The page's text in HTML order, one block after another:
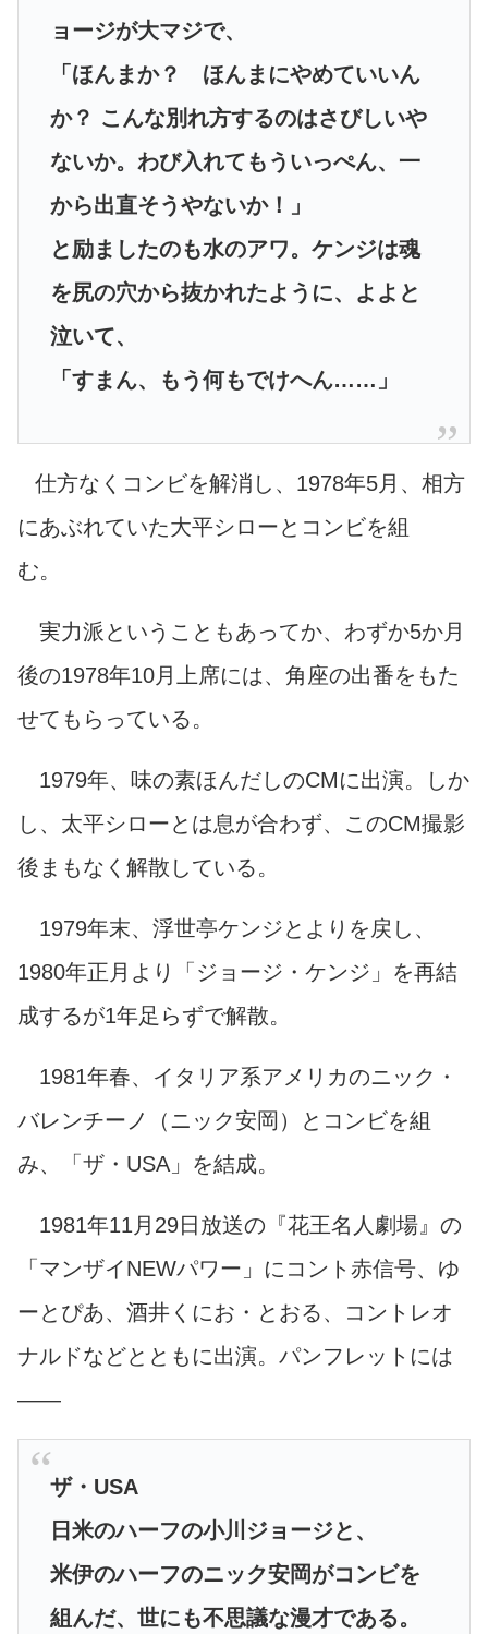
ョージが大マジで、
「ほんまか？ ほんまにやめていいん
か？ こんな別れ方するのはさびしいや
ないか。わび入れてもういっぺん、一
から出直そうやないか！」
と励ましたのも水のアワ。ケンジは魂
を尻の穴から抜かれたように、よよと
泣いて、
「すまん、もう何もでけへん……」
仕方なくコンビを解消し、1978年5月、相方
にあぶれていた大平シローとコンビを組
む。
実力派ということもあってか、わずか5か月
後の1978年10月上席には、角座の出番をもた
せてもらっている。
1979年、味の素ほんだしのCMに出演。しか
し、太平シローとは息が合わず、このCM撮影
後まもなく解散している。
1979年末、浮世亭ケンジとよりを戻し、
1980年正月より「ジョージ・ケンジ」を再結
成するが1年足らずで解散。
1981年春、イタリア系アメリカのニック・
バレンチーノ（ニック安岡）とコンビを組
み、「ザ・USA」を結成。
1981年11月29日放送の『花王名人劇場』の
「マンザイNEWパワー」にコント赤信号、ゆ
ーとぴあ、酒井くにお・とおる、コントレオ
ナルドなどとともに出演。パンフレットには
――
ザ・USA
日米のハーフの小川ジョージと、
米伊のハーフのニック安岡がコンビを
組んだ、世にも不思議な漫才である。